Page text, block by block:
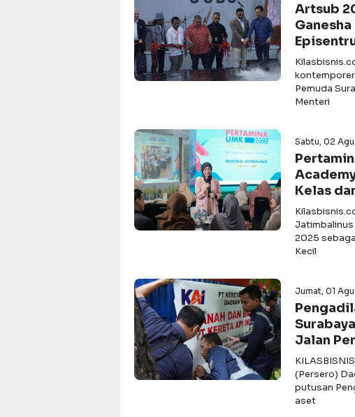
Artsub
Pemuda
Menteri
Sabtu, 02
Kelas
Jatimbalinus
2025
Kecil
Jumat, 01
Jalan
(Persero)
putusan
aset